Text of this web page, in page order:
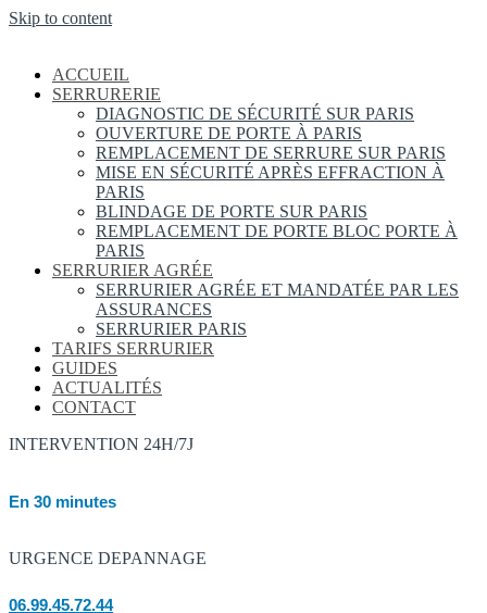
Skip to content
ACCUEIL
SERRURERIE
DIAGNOSTIC DE SÉCURITÉ SUR PARIS
OUVERTURE DE PORTE À PARIS
REMPLACEMENT DE SERRURE SUR PARIS
MISE EN SÉCURITÉ APRÈS EFFRACTION À
PARIS
BLINDAGE DE PORTE SUR PARIS
REMPLACEMENT DE PORTE BLOC PORTE À
PARIS
SERRURIER AGRÉE
SERRURIER AGRÉE ET MANDATÉE PAR LES
ASSURANCES
SERRURIER PARIS
TARIFS SERRURIER
GUIDES
ACTUALITÉS
CONTACT
INTERVENTION 24H/7J
En 30 minutes
URGENCE DEPANNAGE
06.99.45.72.44